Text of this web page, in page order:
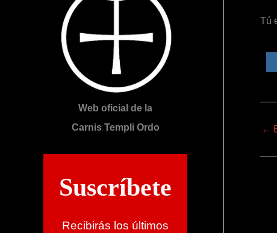
Web oficial de la
Carnis Templi Ordo
Suscríbete
Recibirás los últimos
Tú
←